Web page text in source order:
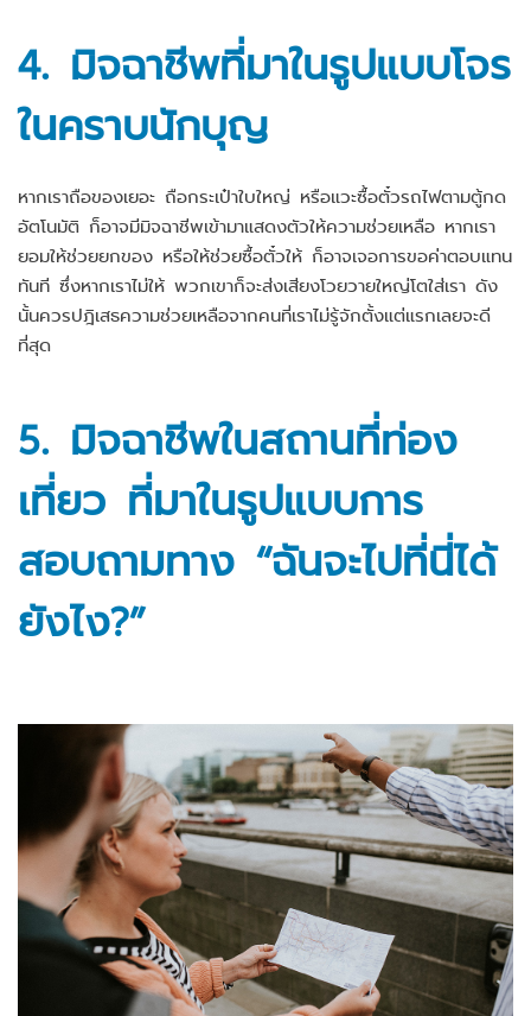
4. มิจฉาชีพที่มาในรูปแบบโจร
ในคราบนักบุญ
หากเราถือของเยอะ ถือกระเป๋าใบใหญ่ หรือแวะซื้อตั๋วรถไฟตามตู้กด
อัตโนมัติ ก็อาจมีมิจฉาชีพเข้ามาแสดงตัวให้ความช่วยเหลือ หากเรา
ยอมให้ช่วยยกของ หรือให้ช่วยซื้อตั๋วให้ ก็อาจเจอการขอค่าตอบแทน
ทันที ซึ่งหากเราไม่ให้ พวกเขาก็จะส่งเสียงโวยวายใหญ่โตใส่เรา ดัง
นั้นควรปฎิเสธความช่วยเหลือจากคนที่เราไม่รู้จักตั้งแต่แรกเลยจะดี
ที่สุด
5. มิจฉาชีพในสถานที่ท่อง
เที่ยว ที่มาในรูปแบบการ
สอบถามทาง “ฉันจะไปที่นี่ได้
ยังไง?”